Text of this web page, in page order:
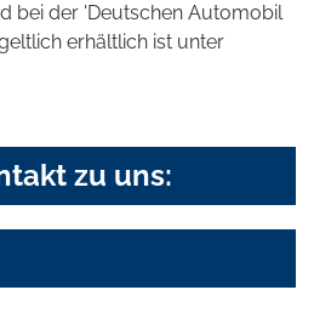
bei der 'Deutschen Automobil
erhältlich ist unter
zu uns: